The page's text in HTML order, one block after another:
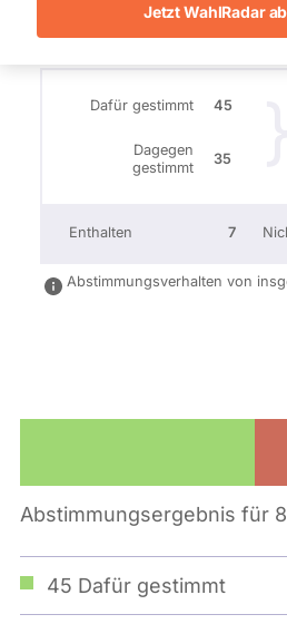
Archiv
Jetzt WahlRadar
Dafür gestimmt 45
Dagegen
gestimmt
35
Enthalten 7
Abstimmungsverhalten von
Abstimmungsergebnis für
45 Dafür gestimmt